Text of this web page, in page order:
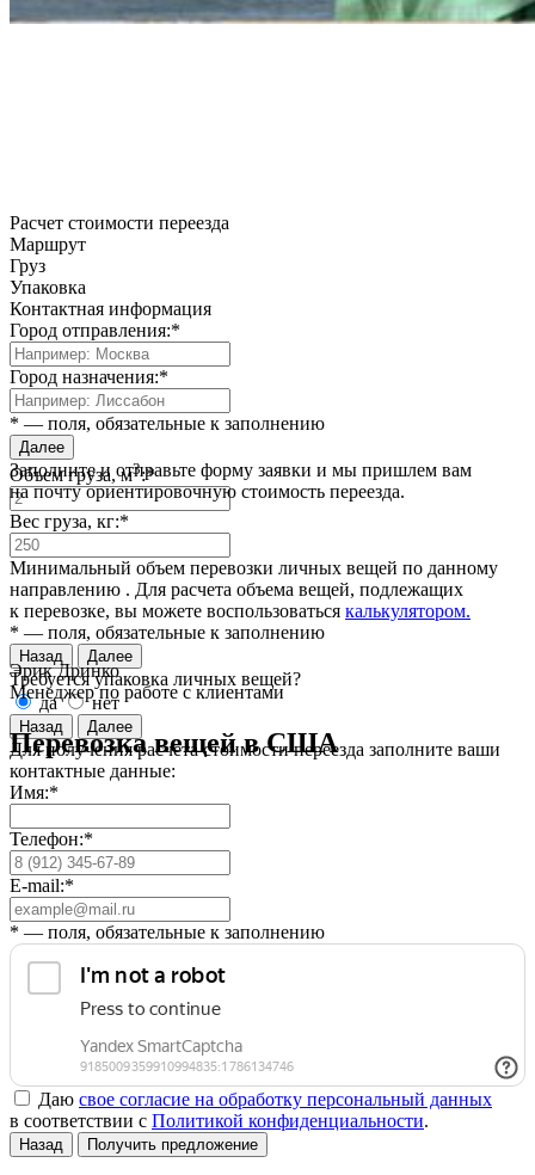
Расчет стоимости переезда
Маршрут
Груз
Упаковка
Контактная информация
Город отправления:*
Город назначения:*
* — поля, обязательные к заполнению
Далее
Объем груза, м3:*
Вес груза, кг:*
Минимальный объем перевозки личных вещей по данному
направлению . Для расчета объема вещей, подлежащих
к перевозке, вы можете воспользоваться калькулятором.
* — поля, обязательные к заполнению
Назад Далее
Требуется упаковка личных вещей?
да
нет
Назад Далее
Для получения расчета стоимости переезда заполните ваши
контактные данные:
Имя:*
Телефон:*
E-mail:*
* — поля, обязательные к заполнению
Даю свое согласие на обработку персональный данных
в соответствии с Политикой конфиденциальности.
Назад Получить предложение
Заполните и отправьте форму заявки и мы пришлем вам
на почту ориентировочную стоимость переезда.
Эрик Дринко
Менеджер по работе с клиентами
Перевозка вещей в США